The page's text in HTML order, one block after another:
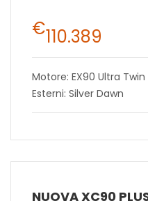
€110.389
Motore: EX90 Ultra
Esterni: Silver Dawn